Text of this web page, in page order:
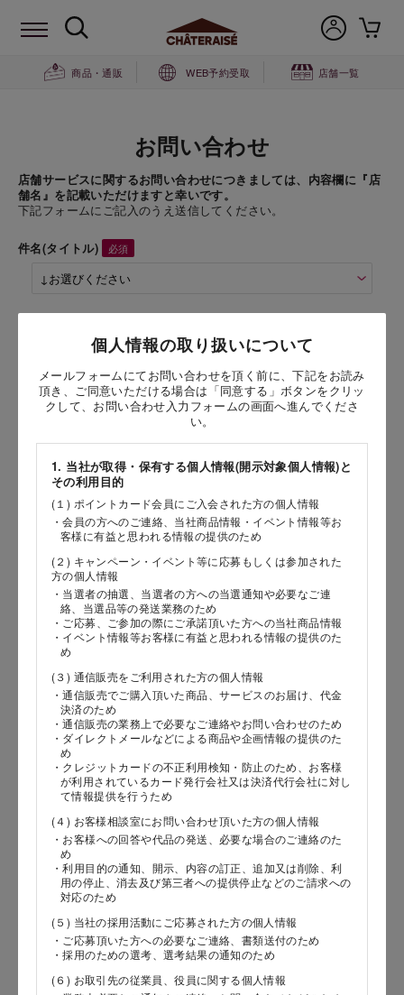
商品・通販 WEB予約受取 店舗一覧
お問い合わせ
店舗サービスに関するお問い合わせにつきましては、内容欄に『店
舗名』を記載いただけますと幸いです。
下記フォームにご記入のうえ送信してください。
個人情報の取り扱いについて
メールフォームにてお問い合わせを頂く前に、下記をお読み
頂き、ご同意いただける場合は「同意する」ボタンをクリッ
クして、お問い合わせ入力フォームの画面へ進んでくださ
い。
1. 当社が取得・保有する個人情報(開示対象個人情報)と
その利用目的
(１) ポイントカード会員にご入会された方の個人情報
・会員の方へのご連絡、当社商品情報・イベント情報等お
客様に有益と思われる情報の提供のため
(２) キャンペーン・イベント等に応募もしくは参加された
方の個人情報
・当選者の抽選、当選者の方への当選通知や必要なご連
絡、当選品等の発送業務のため
・ご応募、ご参加の際にご承諾頂いた方への当社商品情報
・イベント情報等お客様に有益と思われる情報の提供のた
め
(３) 通信販売をご利用された方の個人情報
・通信販売でご購入頂いた商品、サービスのお届け、代金
決済のため
・通信販売の業務上で必要なご連絡やお問い合わせのため
・ダイレクトメールなどによる商品や企画情報の提供のた
め
・クレジットカードの不正利用検知・防止のため、お客様
が利用されているカード発行会社又は決済代行会社に対し
て情報提供を行うため
(４) お客様相談室にお問い合わせ頂いた方の個人情報
・お客様への回答や代品の発送、必要な場合のご連絡のた
め
・利用目的の通知、開示、内容の訂正、追加又は削除、利
用の停止、消去及び第三者への提供停止などのご請求への
対応のため
(５) 当社の採用活動にご応募された方の個人情報
・ご応募頂いた方への必要なご連絡、書類送付のため
・採用のための選考、選考結果の通知のため
(６) お取引先の従業員、役員に関する個人情報
件名(タイトル)
お問い合わせ時氏名
［姓］
［名］
（全角で入力してください）
お問い合わせ時氏名（カナ）
［セイ］
［メイ］
（全角で入力してください）
電話番号
メールアドレス
郵便番号
都道府県